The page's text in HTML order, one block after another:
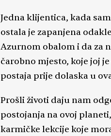
Jedna klijentica, kada
ostala je zapanjena
Azurnom obalom i da za
čarobno mjesto, koje joj
postaja prije dolaska u
Prošli životi daju nam
postojanja na ovoj
karmičke lekcije koje